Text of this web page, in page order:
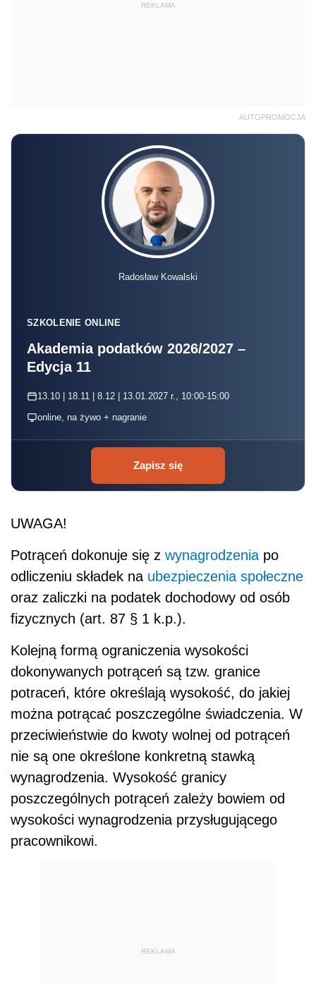
REKLAMA
AUTOPROMOCJA
Radosław Kowalski
SZKOLENIE ONLINE
Akademia podatków 2026/2027 –
Edycja 11
13.10 | 18.11 | 8.12 | 13.01.2027 r., 10:00-15:00
online, na żywo + nagranie
Zapisz się
UWAGA!
Potrąceń dokonuje się z wynagrodzenia po
odliczeniu składek na ubezpieczenia społeczne
oraz zaliczki na podatek dochodowy od osób
fizycznych (art. 87 § 1 k.p.).
Kolejną formą ograniczenia wysokości
dokonywanych potrąceń są tzw. granice
potraceń, które określają wysokość, do jakiej
można potrącać poszczególne świadczenia. W
przeciwieństwie do kwoty wolnej od potrąceń
nie są one określone konkretną stawką
wynagrodzenia. Wysokość granicy
poszczególnych potrąceń zależy bowiem od
wysokości wynagrodzenia przysługującego
pracownikowi.
REKLAMA